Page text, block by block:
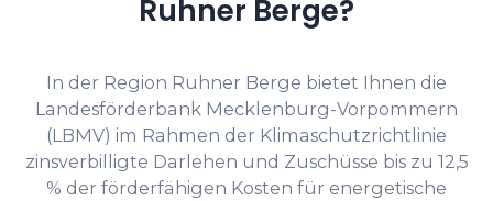
Ruhner Berge?
In der Region Ruhner Berge bietet Ihnen die
Landesförderbank Mecklenburg-Vorpommern
(LBMV) im Rahmen der Klimaschutzrichtlinie
zinsverbilligte Darlehen und Zuschüsse bis zu 12,5
% der förderfähigen Kosten für energetische